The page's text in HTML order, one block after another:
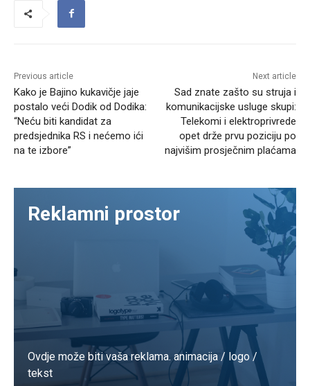
Previous article
Kako je Bajino kukavičje jaje
postalo veći Dodik od Dodika:
“Neću biti kandidat za
predsjednika RS i nećemo ići
na te izbore”
Next article
Sad znate zašto su struja i
komunikacijske usluge skupi:
Telekomi i elektroprivrede
opet drže prvu poziciju po
najvišim prosječnim plaćama
Reklamni prostor
Ovdje može biti vaša reklama. animacija / logo /
tekst